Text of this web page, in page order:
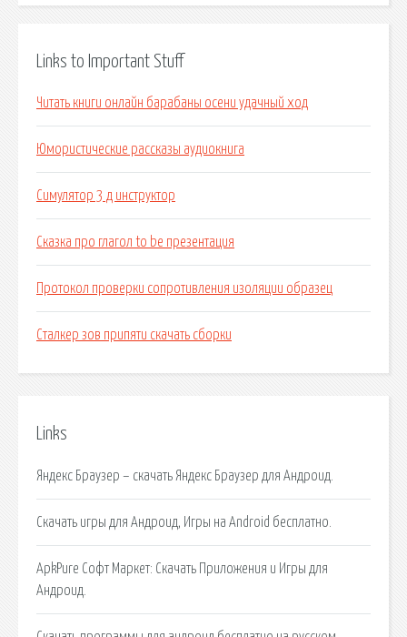
Links to Important Stuff
Читать книги онлайн барабаны осени удачный ход
Юмористические рассказы аудиокнига
Симулятор 3 д инструктор
Сказка про глагол to be презентация
Протокол проверки сопротивления изоляции образец
Сталкер зов припяти скачать сборки
Links
Яндекс Браузер – скачать Яндекс Браузер для Андроид.
Скачать игры для Андроид, Игры на Android бесплатно.
ApkPure Софт Маркет: Скачать Приложения и Игры для
Андроид.